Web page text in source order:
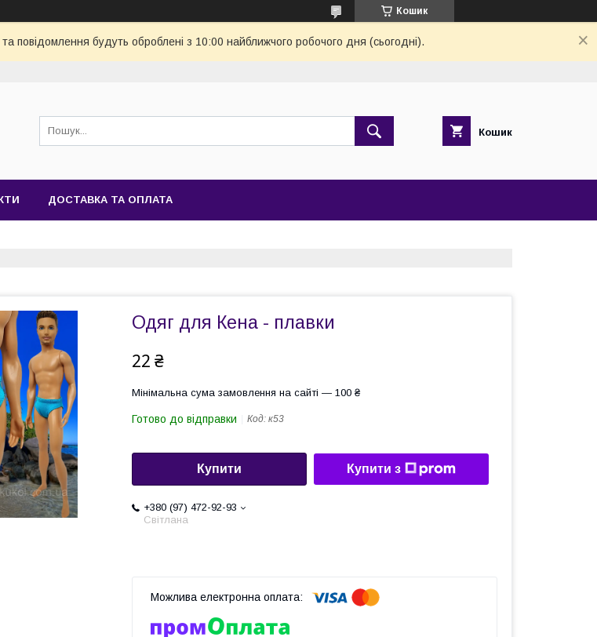
Кошик
повідомлення будуть оброблені з 10:00 найближчого робочого дня (сьогодні).
Кошик
ДОСТАВКА ТА ОПЛАТА
Одяг для Кена - плавки
22 ₴
Мінімальна сума замовлення на сайті — 100 ₴
Готово до відправки Код: к53
Купити Купити з
+380 (97) 472-92-93
Світлана